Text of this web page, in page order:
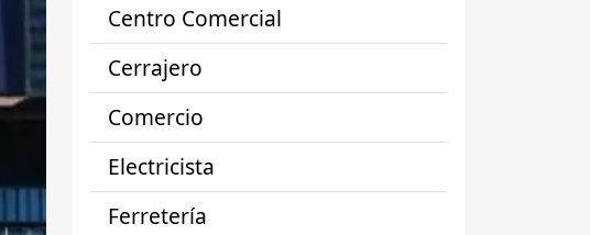
Centro Comercial
Cerrajero
Comercio
Electricista
Ferretería